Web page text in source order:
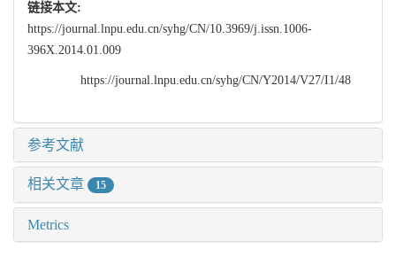
链接本文:
https://journal.lnpu.edu.cn/syhg/CN/10.3969/j.issn.1006-
396X.2014.01.009
https://journal.lnpu.edu.cn/syhg/CN/Y2014/V27/I1/48
参考文献
相关文章 15
Metrics